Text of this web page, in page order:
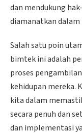
dan mendukung
diamanatkan dalam
Salah satu poin
bimtek ini adalah
proses
kehidupan mereka.
kita dalam
secara penuh dan
dan implementasi